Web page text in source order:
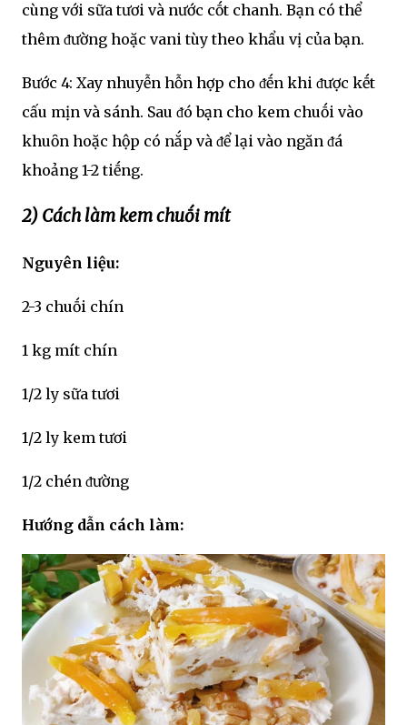
cùng với sữa tươi và nước cṓt chanh. Bạn có thể
thêm ᵭường hoặc vani tùy theo khẩu vị của bạn.
Bước 4: Xay nhuyễn hỗn hợp cho ᵭḗn khi ᵭược kḗt
cấu mịn và sánh. Sau ᵭó bạn cho kem chuṓi vào
khuȏn hoặc hộp có nắp và ᵭể lại vào ngăn ᵭá
khoảng 1-2 tiḗng.
2) Cách làm kem chuṓi mít
Nguyên liệu:
2-3 chuṓi chín
1 kg mít chín
1/2 ly sữa tươi
1/2 ly kem tươi
1/2 chén ᵭường
Hướng dẫn cách làm: